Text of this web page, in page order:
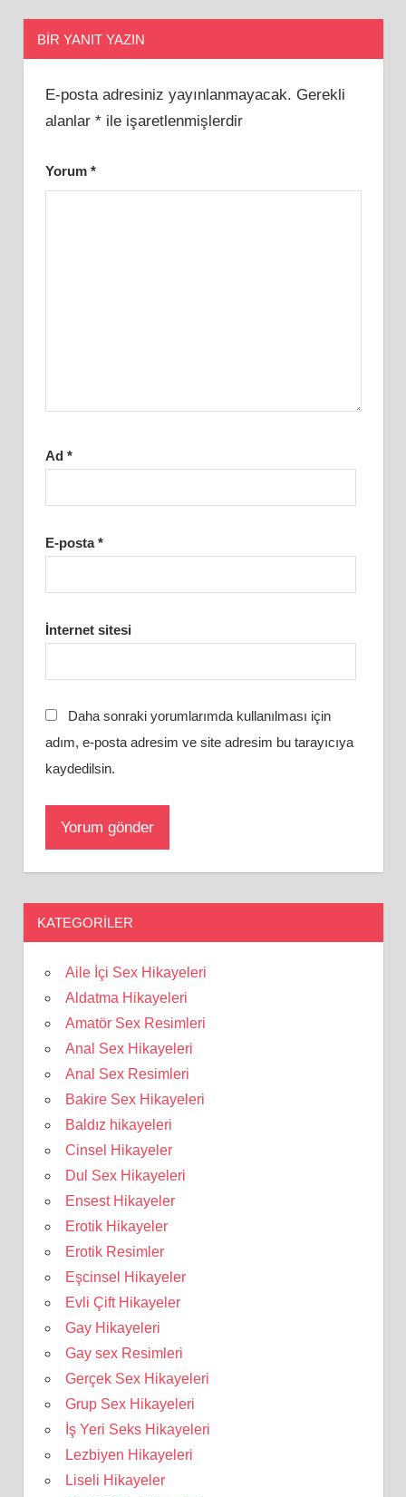
BIR YANIT YAZIN
E-posta adresiniz yayınlanmayacak. Gerekli
alanlar *ile işaretlenmişlerdir
Yorum *
Ad *
E-posta*
İnternet sitesi
Daha sonraki yorumlarımda kullanılması için
adım, e-posta adresim ve site adresim bu tarayıcıya
kaydedilsin.
KATEGORILER
Aile İçi Sex Hikayeleri
Aldatma Hikayeleri
Amatör Sex Resimleri
Anal Sex Hikayeleri
Anal Sex Resimleri
Bakire Sex Hikayeleri
Baldız hikayeleri
Cinsel Hikayeler
Dul Sex Hikayeleri
Ensest Hikayeler
Erotik Hikayeler
Erotik Resimler
Eşcinsel Hikayeler
Evli Çift Hikayeler
Gay Hikayeleri
Gay sex Resimleri
Gerçek Sex Hikayeleri
Grup Sex Hikayeleri
İş Yeri Seks Hikayeleri
Lezbiyen Hikayeleri
Liseli Hikayeler